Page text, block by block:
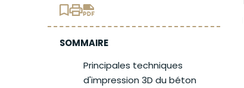
SOMMAIRE
Principales techniques
d'impression 3D du béton